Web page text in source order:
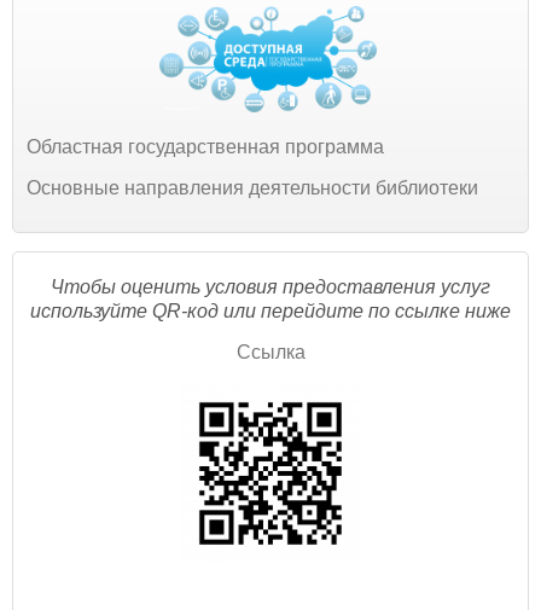
Областная государственная программа
Основные направления деятельности библиотеки
Чтобы оценить условия предоставления услуг
используйте QR-код или перейдите по ссылке ниже
Ссылка